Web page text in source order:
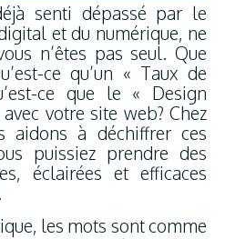
senti dépassé par le
et du numérique, ne
n’êtes pas seul. Que
ce qu’un « Taux de
ce que le « Design
votre site web? Chez
aidons à déchiffrer ces
puissiez prendre des
éclairées et efficaces
les mots sont comme